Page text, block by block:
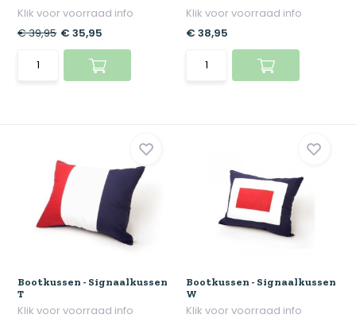
Klik voor voorraad info
€ 39,95 € 35,95
Klik voor voorraad info
€ 38,95
Bootkussen - Signaalkussen
T
Klik voor voorraad info
Bootkussen - Signaalkussen
W
Klik voor voorraad info